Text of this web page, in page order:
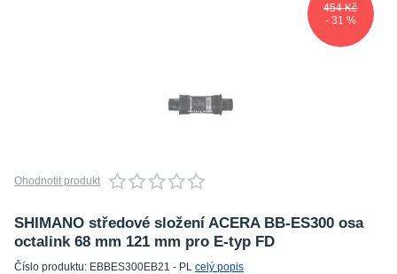
454 Kč
- 31 %
Ohodnotit produkt
SHIMANO středové složení ACERA BB-ES300 osa
octalink 68 mm 121 mm pro E-typ FD
Číslo produktu: EBBES300EB21 - PL celý popis